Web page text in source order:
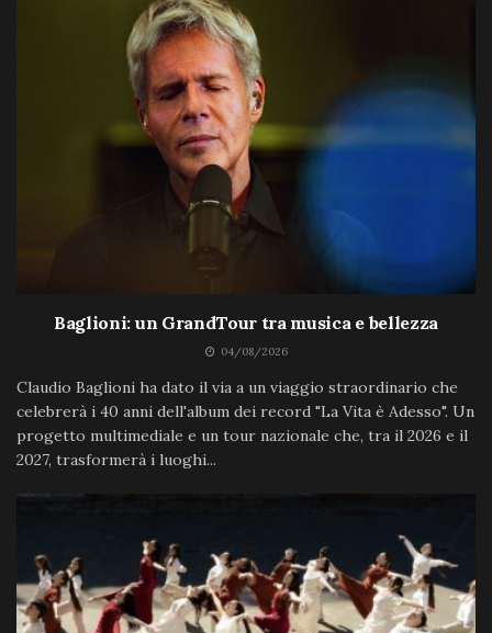
Baglioni: un GrandTour tra musica e bellezza
04/08/2026
Claudio Baglioni ha dato il via a un viaggio straordinario che
celebrerà i 40 anni dell'album dei record "La Vita è Adesso". Un
progetto multimediale e un tour nazionale che, tra il 2026 e il
2027, trasformerà i luoghi...